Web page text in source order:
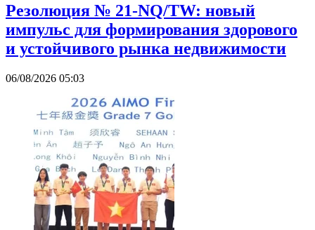
Резолюция № 21-NQ/TW: новый
импульс для формирования здорового
и устойчивого рынка недвижимости
06/08/2026 05:03